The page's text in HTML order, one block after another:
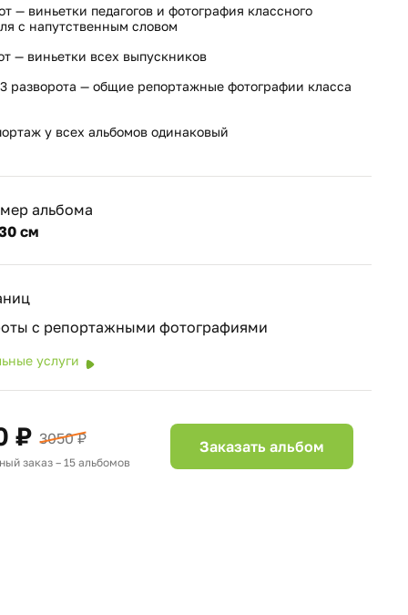
— виньетки педагогов и фотография классного
с напутственным словом
— виньетки всех выпускников
разворота — общие репортажные фотографии класса
у всех альбомов одинаковый
альбома
см
с репортажными фотографиями
услуги
₽ 3050 ₽
заказ – 15 альбомов
Заказать альбом